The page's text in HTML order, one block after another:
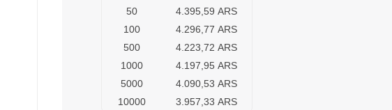
50
4.395,59 ARS
100
4.296,77 ARS
500
4.223,72 ARS
1000
4.197,95 ARS
5000
4.090,53 ARS
10000
3.957,33 ARS